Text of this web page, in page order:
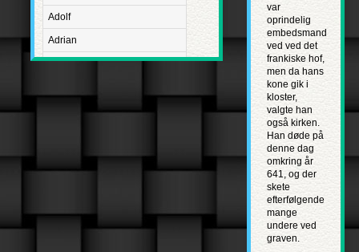
Adolf
Adrian
Advent
Aetatis suae
Agapetus
var
oprindelig
embedsmand
ved ved det
frankiske hof,
men da hans
kone gik i
kloster,
valgte han
også kirken.
Han døde på
denne dag
omkring år
641, og der
skete
efterfølgende
mange
undere ved
graven.